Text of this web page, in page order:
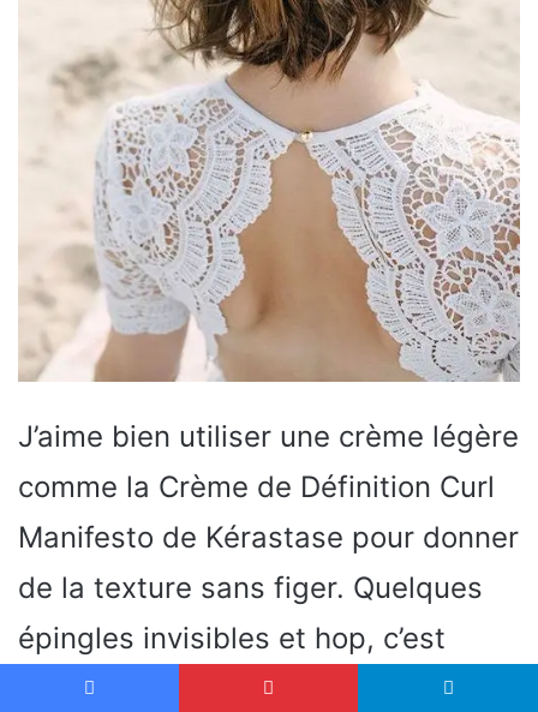
J’aime bien utiliser une crème légère
comme la Crème de Définition Curl
Manifesto de Kérastase pour donner
de la texture sans figer. Quelques
épingles invisibles et hop, c’est
réglé. Pas besoin de sortir l’artillerie